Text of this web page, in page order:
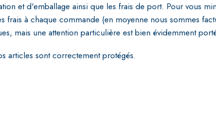
et d'emballage ainsi que les frais de port. Pour vous
frais à chaque commande (en moyenne nous sommes
mais une attention particulière est bien évidemment
articles sont correctement protégés.